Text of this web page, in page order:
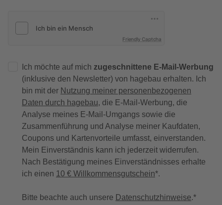
Friendly Captcha
Ich möchte auf mich zugeschnittene E-Mail-Werbung
(inklusive den Newsletter) von hagebau erhalten. Ich
bin mit der Nutzung meiner personenbezogenen
Daten durch hagebau, die E-Mail-Werbung, die
Analyse meines E-Mail-Umgangs sowie die
Zusammenführung und Analyse meiner Kaufdaten,
Coupons und Kartenvorteile umfasst, einverstanden.
Mein Einverständnis kann ich jederzeit widerrufen.
Nach Bestätigung meines Einverständnisses erhalte
ich einen 10 € Willkommensgutschein*.
Bitte beachte auch unsere Datenschutzhinweise.